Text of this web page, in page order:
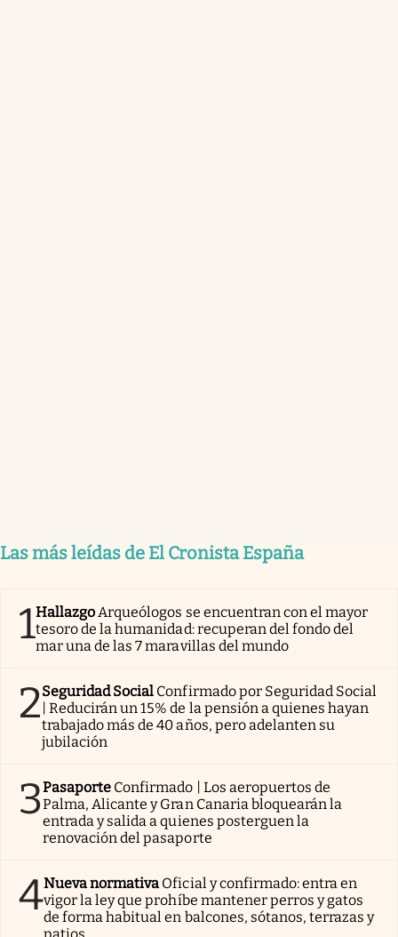
Las más leídas de El Cronista España
1Hallazgo Arqueólogos se encuentran con el mayor
tesoro de la humanidad: recuperan del fondo del
mar una de las 7 maravillas del mundo
2Seguridad Social Confirmado por Seguridad Social
| Reducirán un 15% de la pensión a quienes hayan
trabajado más de 40 años, pero adelanten su
jubilación
3Pasaporte Confirmado | Los aeropuertos de
Palma, Alicante y Gran Canaria bloquearán la
entrada y salida a quienes posterguen la
renovación del pasaporte
4Nueva normativa Oficial y confirmado: entra en
vigor la ley que prohíbe mantener perros y gatos
de forma habitual en balcones, sótanos, terrazas y
patios